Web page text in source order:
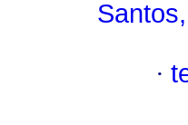
·